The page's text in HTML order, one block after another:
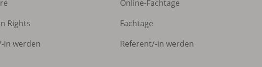
Rights
-in werden
Online-Fachtage
Fachtage
Referent/-in werden